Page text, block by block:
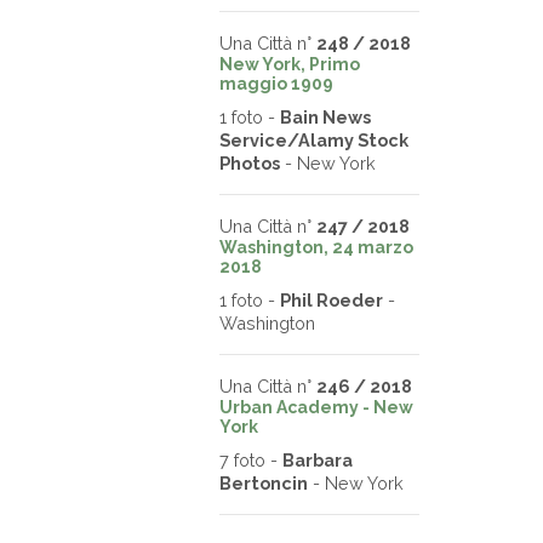
Una Città n° 248 / 2018
New York, Primo
maggio 1909
1 foto - Bain News
Service/Alamy Stock
Photos - New York
Una Città n° 247 / 2018
Washington, 24 marzo
2018
1 foto - Phil Roeder -
Washington
Una Città n° 246 / 2018
Urban Academy - New
York
7 foto - Barbara
Bertoncin - New York